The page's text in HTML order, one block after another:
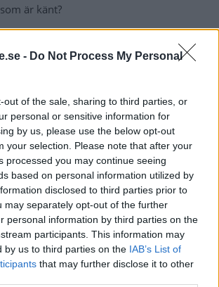
- Do Not Process My Personal
out of the sale, sharing to third parties, or
personal or sensitive information for
by us, please use the below opt-out
your selection. Please note that after your
processed you may continue seeing
based on personal information utilized by
disclosed to third parties prior to
may separately opt-out of the further
personal information by third parties on the
participants. This information may
by us to third parties on the IAB’s List of
that may further disclose it to other
som är känt?
sig frågande till vad det är som får
endast kan rekommendera dig att åter
för en ny felsökning. Eftersom
kostar det ingenting, men det är
för dig att ha bilen inlämnad på
Vi Bilägare
du att felet kan bero på?